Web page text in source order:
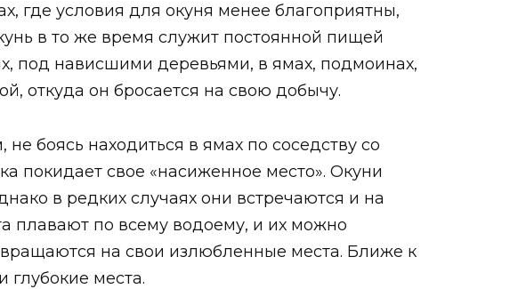
где условия для окуня менее благоприятны,
в то же время служит постоянной пищей
под нависшими деревьями, в ямах, подмоинах,
откуда он бросается на свою добычу.
боясь находиться в ямах по соседству со
покидает свое «насиженное место». Окуни
в редких случаях они встречаются и на
плавают по всему водоему, и их можно
на свои излюбленные места. Ближе к
глубокие места.